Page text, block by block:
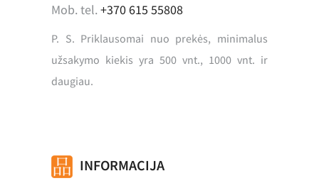
Mob. tel.+370 615 55808
P. S. Priklausomai nuo prekės, minimalus
užsakymo kiekis yra 500 vnt., 1000 vnt. ir
daugiau.
INFORMACIJA